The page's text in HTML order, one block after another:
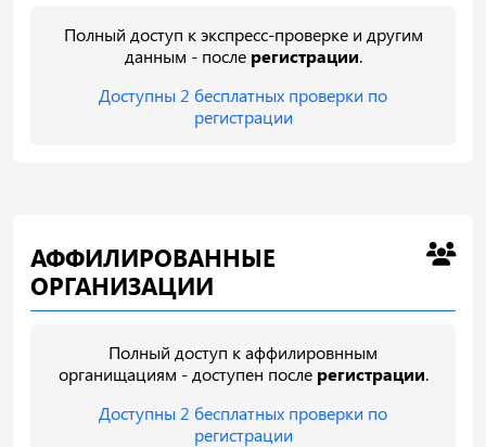
Полный доступ к экспресс-проверке и другим
данным - после регистрации.
Доступны 2 бесплатных проверки по
регистрации
АФФИЛИРОВАННЫЕ
ОРГАНИЗАЦИИ
Полный доступ к аффилировнным
органищациям - доступен после регистрации.
Доступны 2 бесплатных проверки по
регистрации